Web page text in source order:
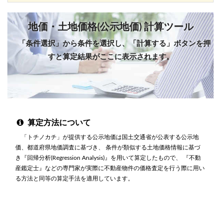
地価・土地価格(公示地価) 計算ツール
「条件選択」から条件を選択し、「計算する」ボタンを押
すと算定結果がここに表示されます。
算定方法について
「トチノカチ」が提供する公示地価は国土交通省が公表する公示地
価、都道府県地価調査に基づき、 条件が類似する土地価格情報に基づ
き『回帰分析(Regression Analysis)』を用いて算定したもので、 『不動
産鑑定士』などの専門家が実際に不動産物件の価格査定を行う際に用い
る方法と同等の算定手法を適用しています。